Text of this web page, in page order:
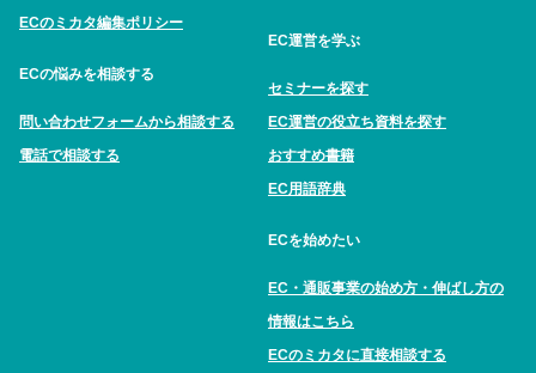
ECのミカタ編集ポリシー
ECの悩みを相談する
問い合わせフォームから相談する
電話で相談する
EC運営を学ぶ
セミナーを探す
EC運営の役立ち資料を探す
おすすめ書籍
EC用語辞典
ECを始めたい
EC・通販事業の始め方・伸ばし方の
情報はこちら
ECのミカタに直接相談する